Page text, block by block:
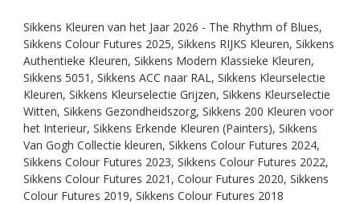
Sikkens Kleuren van het Jaar 2026 - The Rhythm of Blues,
Sikkens Colour Futures 2025, Sikkens RIJKS Kleuren, Sikkens
Authentieke Kleuren, Sikkens Modern Klassieke Kleuren,
Sikkens 5051, Sikkens ACC naar RAL, Sikkens Kleurselectie
Kleuren, Sikkens Kleurselectie Grijzen, Sikkens Kleurselectie
Witten, Sikkens Gezondheidszorg, Sikkens 200 Kleuren voor
het Interieur, Sikkens Erkende Kleuren (Painters), Sikkens
Van Gogh Collectie kleuren, Sikkens Colour Futures 2024,
Sikkens Colour Futures 2023, Sikkens Colour Futures 2022,
Sikkens Colour Futures 2021, Colour Futures 2020, Sikkens
Colour Futures 2019, Sikkens Colour Futures 2018